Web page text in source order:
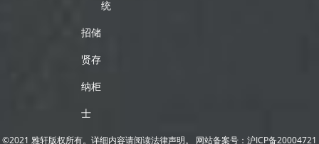
统
招
贤
纳
士
储
存
柜
©2021 雅轩版权所有。详细内容请阅读法律声明。 网站备案号： 沪ICP备20004721